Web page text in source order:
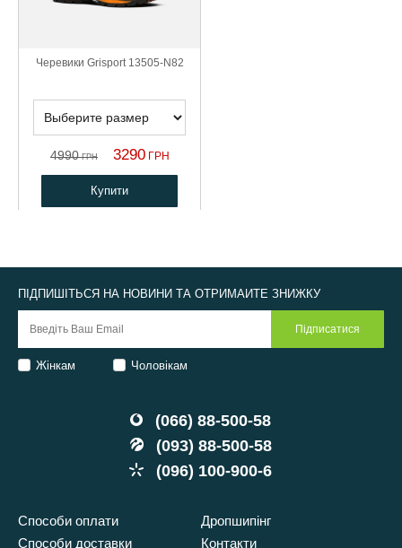
Черевики Grisport 13505-N82
4990ГРН 3290ГРН
Купити
(066) 88-500-58
(093) 88-500-58
(096) 100-900-6
Способи оплати
Способи доставки
Дропшипінг
Контакти
ПІДПИШІТЬСЯ НА НОВИНИ ТА ОТРИМАЙТЕ ЗНИЖКУ
Жінкам Чоловікам